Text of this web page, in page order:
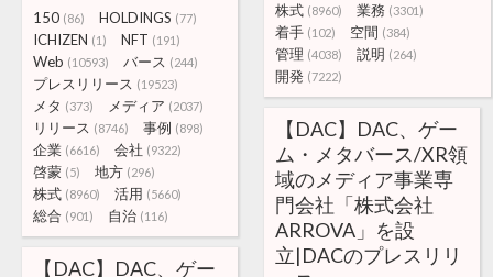
株式 (8960) 業務 (3301)
着手 (102) 空間 (384)
管理 (4038) 説明 (264)
開発 (7222)
150 (86) HOLDINGS (77)
ICHIZEN (1) NFT (191)
Web (10593) バース (244)
プレスリリース (19523)
メタ (373) メディア (2037)
リリース (8746) 事例 (898)
企業 (6616) 会社 (9322)
啓蒙 (5) 地方 (296)
株式 (8960) 活用 (5660)
総合 (901) 自治 (116)
【DAC】DAC、ゲー
ム・メタバース/XR領
域のメディア事業専
門会社「株式会社
ARROVA」を設
立|DACのプレスリリ
【DAC】DAC、ゲー